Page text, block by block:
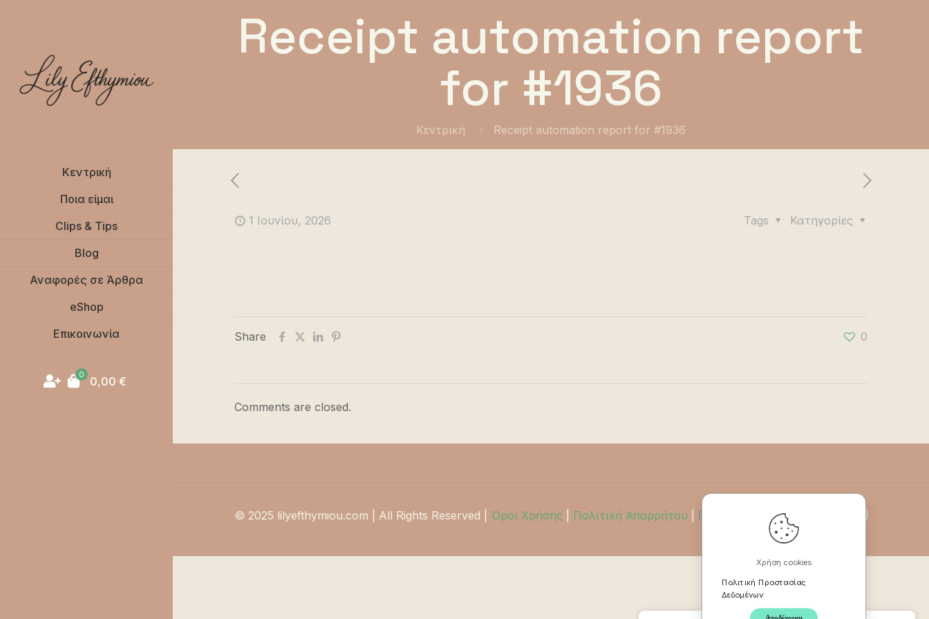
Κεντρική
Ποια είμαι
Clips & Tips
Blog
Αναφορές σε Άρθρα
eShop
Επικοινωνία
0 0,00 €
Receipt automation report
for #1936
Κεντρική Receipt automation report for #1936
1 Ιουνίου, 2026 Κατηγορίες
Tags
Share 0
Comments are closed.
© 2025 lilyefthymiou.com | All Rights Reserved | Όροι Χρήσης Πολιτική Απορρήτου Πολιτική Επιστροφών
Χρήση cookies
Πολιτική Προστασίας
Δεδομένων
Αποδέχομαι